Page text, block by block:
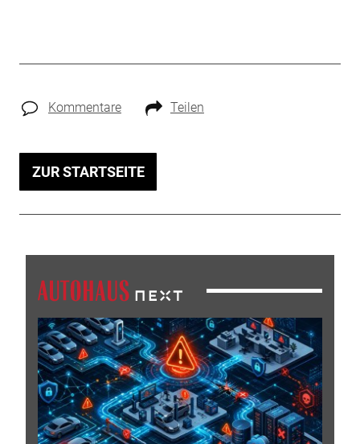
Kommentare Teilen
ZUR STARTSEITE